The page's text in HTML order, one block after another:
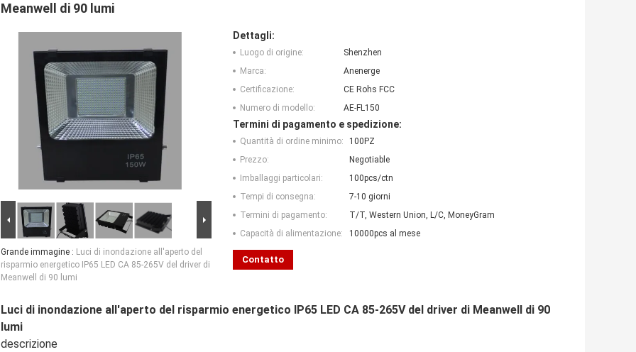
Meanwell di 90 lumi
Grande immagine : Luci di inondazione all'aperto del
risparmio energetico IP65 LED CA 85-265V del driver di
Meanwell di 90 lumi
Dettagli:
Luogo di origine:
Shenzhen
Marca:
Anenerge
Certificazione:
CE Rohs FCC
Numero di modello:
AE-FL150
Termini di pagamento e spedizione:
Quantità di ordine minimo:
100PZ
Prezzo:
Negotiable
Imballaggi particolari:
100pcs/ctn
Tempi di consegna:
7-10 giorni
Termini di pagamento:
T/T, Western Union, L/C, MoneyGram
Capacità di alimentazione:
10000pcs al mese
Contatto
Luci di inondazione all'aperto del risparmio energetico IP65 LED CA 85-265V del driver di Meanwell di 90
lumi
descrizione